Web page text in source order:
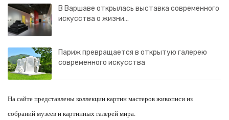
В Варшаве открылась выставка современного
искусства о жизни…
Париж превращается в открытую галерею
современного искусства
На сайте представлены коллекции картин мастеров живописи из
собраний музеев и картинных галерей мира.